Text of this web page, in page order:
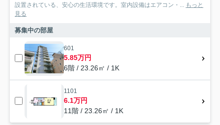
設置されている、安心の生活環境です。室内設備はエアコン・... もっと
見る
募集中の部屋
601
5.85万円
6階 / 23.26㎡ / 1K
1101
6.1万円
11階 / 23.26㎡ / 1K